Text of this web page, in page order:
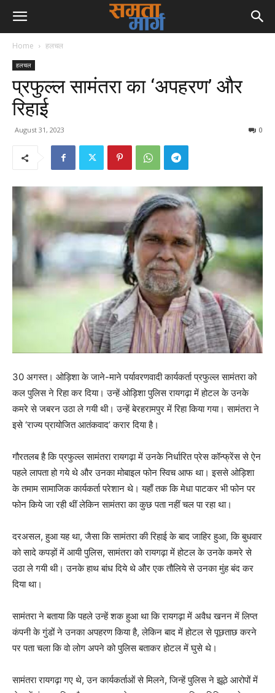
Home हलचल
हलचल
प्रफुल्ल सामंतरा का ‘अपहरण’ और
रिहाई
August 31, 2023 0
30 अगस्त। ओड़िशा के जाने-माने पर्यावरणवादी कार्यकर्ता प्रफुल्ल सामंतरा को
कल पुलिस ने रिहा कर दिया। उन्हें ओड़िशा पुलिस रायगढ़ा में होटल के उनके
कमरे से जबरन उठा ले गयी थी। उन्हें बेरहरामपुर में रिहा किया गया। सामंतरा ने
इसे ‘राज्य प्रायोजित आतंकवाद’ करार दिया है।
गौरतलब है कि प्रफुल्ल सामंतरा रायगढ़ा में उनके निर्धारित प्रेस कॉन्फ्रेंस से ऐन
पहले लापता हो गये थे और उनका मोबाइल फोन स्विच आफ था। इससे ओड़िशा
के तमाम सामाजिक कार्यकर्ता परेशान थे। यहाँ तक कि मेधा पाटकर भी फोन पर
फोन किये जा रही थीं लेकिन सामंतरा का कुछ पता नहीं चल पा रहा था।
दरअसल, हुआ यह था, जैसा कि सामंतरा की रिहाई के बाद जाहिर हुआ, कि बुधवार
को सादे कपड़ों में आयी पुलिस, सामंतरा को रायगढ़ा में होटल के उनके कमरे से
उठा ले गयी थी। उनके हाथ बांध दिये थे और एक तौलिये से उनका मुंह बंद कर
दिया था।
सामंतरा ने बताया कि पहले उन्हें शक हुआ था कि रायगढ़ा में अवैध खनन में लिप्त
कंपनी के गुंडों ने उनका अपहरण किया है, लेकिन बाद में होटल से पूछताछ करने
पर पता चला कि वो लोग अपने को पुलिस बताकर होटल में घुसे थे।
सामंतरा रायगढ़ा गए थे, उन कार्यकर्ताओं से मिलने, जिन्हें पुलिस ने झूठे आरोपों में